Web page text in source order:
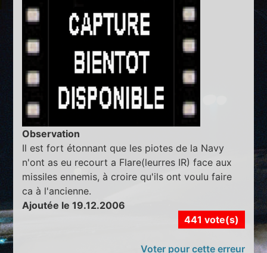
Observation
Il est fort étonnant que les piotes de la Navy
n'ont as eu recourt a Flare(leurres IR) face aux
missiles ennemis, à croire qu'ils ont voulu faire
ca à l'ancienne.
Ajoutée le 19.12.2006
441 vote(s)
Voter pour cette erreur